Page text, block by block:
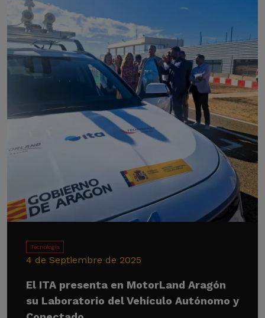
Tecnología
4 de Septiembre de 2025
El ITA presenta en MotorLand Aragón
su Laboratorio del Vehículo Autónomo y